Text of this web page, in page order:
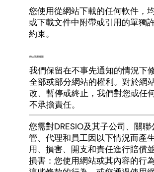
網站使用權限
我們保留在不事先通知的情況下
全部或部分網站的權利。對於網
改、暫停或終止，我們對您或任
不承擔責任。
您使用從網站下載的任何軟件，
或下載文件中附帶或引用的單獨
約束。
您需對DRESIO及其子公司、關聯
管、代理和員工因以下情況而產
用、損害、開支和責任進行賠償
損害：您使用網站或其內容的行